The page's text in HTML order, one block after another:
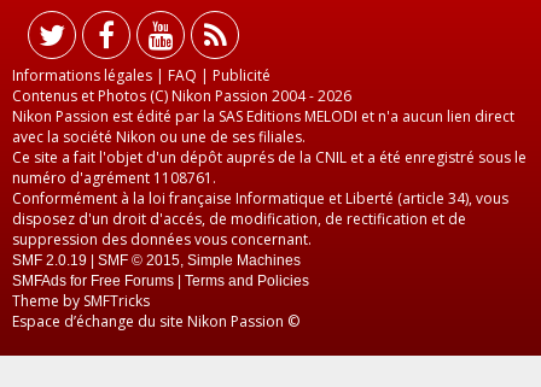
Informations légales | FAQ | Publicité
Contenus et Photos (C) Nikon Passion 2004 - 2026
Nikon Passion est édité par la SAS Editions MELODI et n'a aucun lien direct
avec la société Nikon ou une de ses filiales.
Ce site a fait l'objet d'un dépôt auprés de la CNIL et a été enregistré sous le
numéro d'agrément 1108761.
Conformément à la loi française Informatique et Liberté (article 34), vous
disposez d'un droit d'accés, de modification, de rectification et de
suppression des données vous concernant.
SMF 2.0.19 SMF © 2015, Simple Machines
SMFAds for Free Forums Terms and Policies
Theme by SMFTricks
Espace d’échange du site Nikon Passion ©